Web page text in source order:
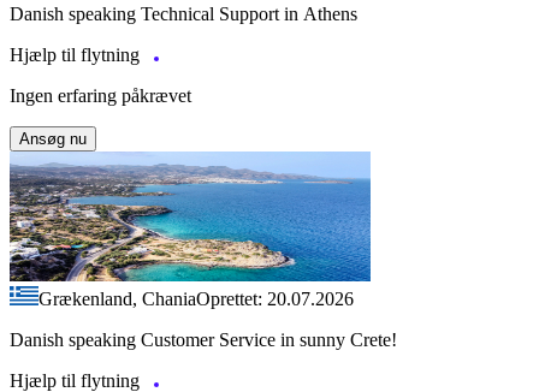
Danish speaking Technical Support in Athens
Hjælp til flytning
Ingen erfaring påkrævet
Ansøg nu
Grækenland, ChaniaOprettet: 20.07.2026
Danish speaking Customer Service in sunny Crete!
Hjælp til flytning